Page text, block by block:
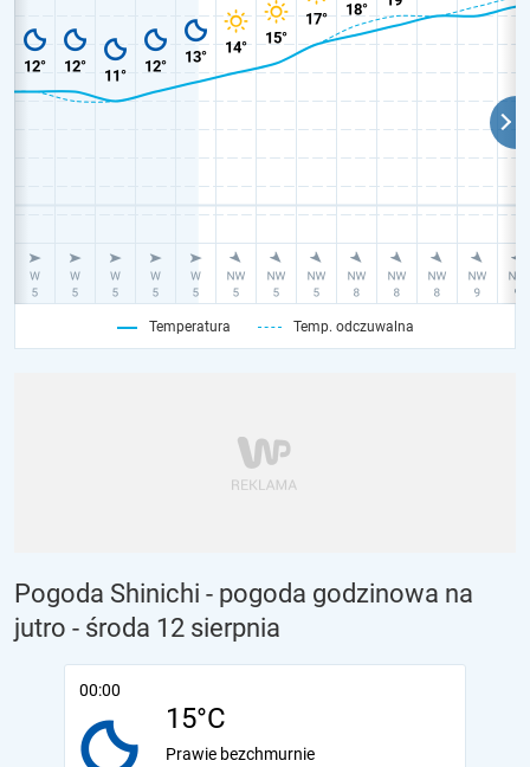
Temperatura Temp. odczuwalna
Pogoda Shinichi - pogoda godzinowa na
jutro - środa 12 sierpnia
00:00
15°C
Prawie bezchmurnie